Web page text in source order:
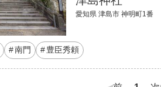
愛知県 津島市 神明町1番
南門 豊臣秀頼